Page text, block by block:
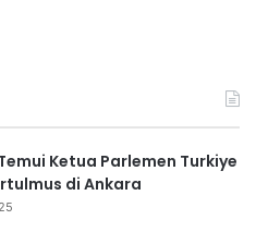
Ketua Parlemen Turkiye
di Ankara